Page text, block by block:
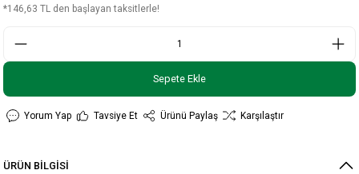
*146,63 TL den başlayan taksitlerle!
Sepete Ekle
Yorum Yap Tavsiye Et Ürünü Paylaş Karşılaştır
ÜRÜN BİLGİSİ